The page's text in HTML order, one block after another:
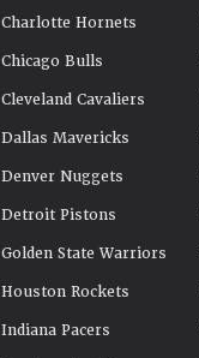
Charlotte Hornets
Chicago Bulls
Cleveland Cavaliers
Dallas Mavericks
Denver Nuggets
Detroit Pistons
Golden State Warriors
Houston Rockets
Indiana Pacers